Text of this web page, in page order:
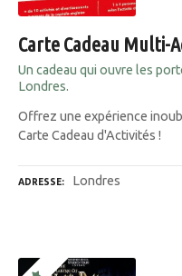
Carte Cadeau Multi-
Un cadeau qui ouvre les
Londres.
Offrez une expérience
Carte Cadeau d'Activités !
ADRESSE Londres